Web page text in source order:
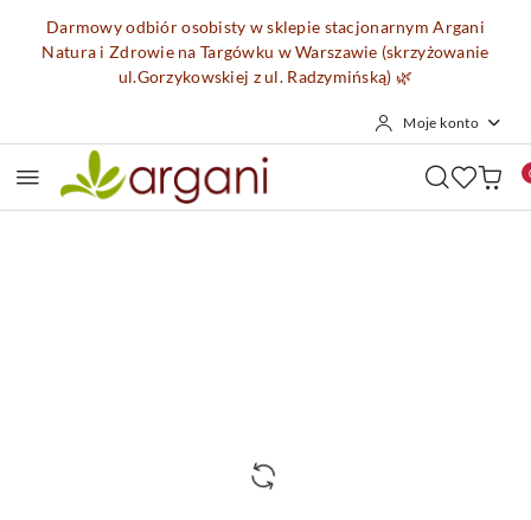
Przejdź do treści głównej
Przejdź do wyszukiwarki
Przejdź do moje konto
Przejdź do menu głównego
Przejdź do opisu produktu
Przejdź do stopki
Darmowy odbiór osobisty w sklepie stacjonarnym Argani
Natura i Zdrowie na Targówku w Warszawie (skrzyżowanie
ul.Gorzykowskiej z ul. Radzymińską) 🌿
Moje konto